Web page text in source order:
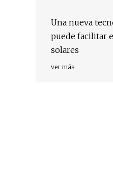
Una nueva
puede facilitar
solares
ver más